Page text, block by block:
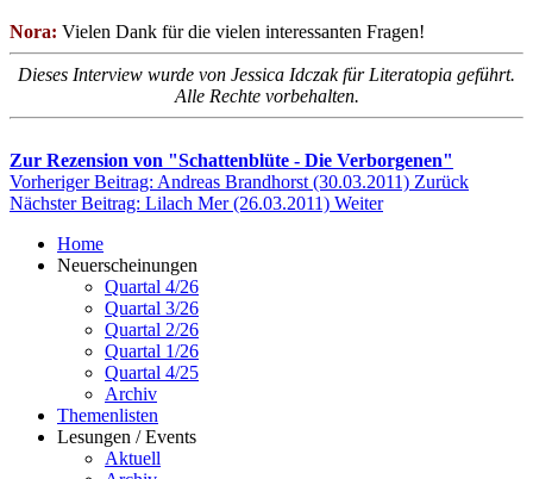
Nora: Vielen Dank für die vielen interessanten Fragen!
Dieses Interview wurde von Jessica Idczak für Literatopia geführt.
Alle Rechte vorbehalten.
Zur Rezension von "Schattenblüte - Die Verborgenen"
Vorheriger Beitrag: Andreas Brandhorst (30.03.2011) Zurück
Nächster Beitrag: Lilach Mer (26.03.2011) Weiter
Home
Neuerscheinungen
Quartal 4/26
Quartal 3/26
Quartal 2/26
Quartal 1/26
Quartal 4/25
Archiv
Themenlisten
Lesungen / Events
Aktuell